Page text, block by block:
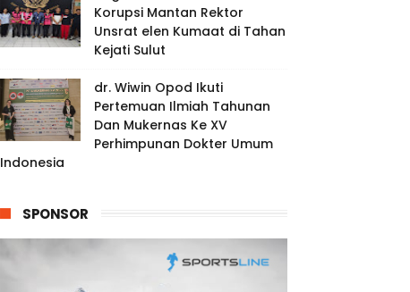
Korupsi Mantan Rektor
Unsrat elen Kumaat di Tahan
Kejati Sulut
dr. Wiwin Opod Ikuti
Pertemuan Ilmiah Tahunan
Dan Mukernas Ke XV
Perhimpunan Dokter Umum
Indonesia
SPONSOR